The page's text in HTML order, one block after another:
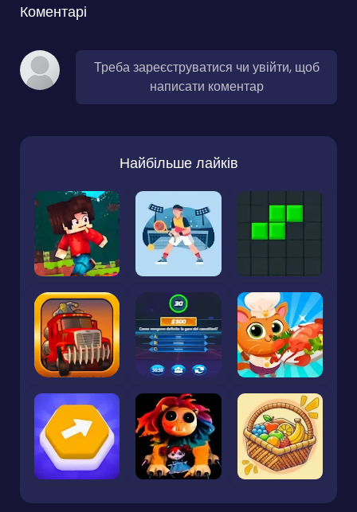
Коментарі
Треба зареєструватися чи увійти, щоб
написати коментар
Найбільше лайків